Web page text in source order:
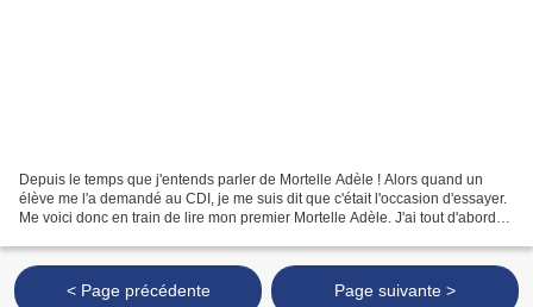
Depuis le temps que j'entends parler de Mortelle Adèle ! Alors quand un
élève me l'a demandé au CDI, je me suis dit que c'était l'occasion d'essayer.
Me voici donc en train de lire mon premier Mortelle Adèle. J'ai tout d'abord
< Page précédente Page suivante >